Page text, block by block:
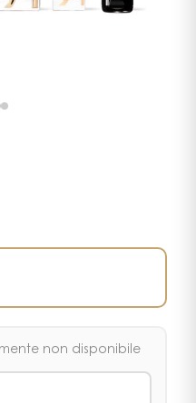
non disponibile